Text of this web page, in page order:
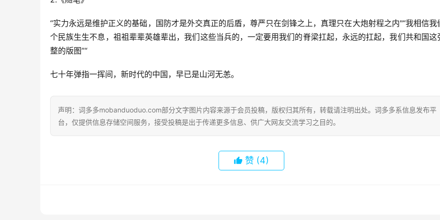
“实力永远是维护正义的基础，国防才是外交真正的后盾，尊严只在剑锋之上，真理只在大炮射程之内"“我相信我
个民族生生不息，祖祖辈辈英雄辈出，我们这些当兵的，一定要用我们的脊梁扛起，永远的扛起，我们共和国这
整的版图”“
七十年弹指一挥间，新时代的中国，早已是山河无恙。
声明：词多多mobanduoduo.com部分文字图片内容来源于会员投稿，版权归其所有，转载请注明出处。词多多系信息发布平
台，仅提供信息存储空间服务，接受投稿是出于传递更多信息、供广大网友交流学习之目的。
赞 (4)